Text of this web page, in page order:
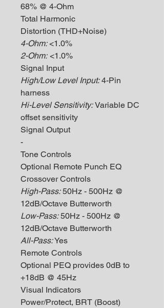
68% @ 4-Ohm
Total Harmonic
Distortion (THD+Noise)
4-Ohm:<1.0%
2-Ohm: <1.0%
Signal Input
High/Low Level Input:4-Pin
harness
Hi-Level Sensitivity: Variable DC
offset sensitivity
Signal Output
-
Tone Controls
Optional Remote Punch EQ
Crossover Controls
High-Pass:50Hz - 500Hz @
12dB/Octave Butterworth
Low-Pass:50Hz - 500Hz @
12dB/Octave Butterworth
All-Pass:Yes
Remote Controls
Optional PEQ provides 0dB to
+18dB @ 45Hz
Visual Indicators
Power/Protect, BRT (Boost)